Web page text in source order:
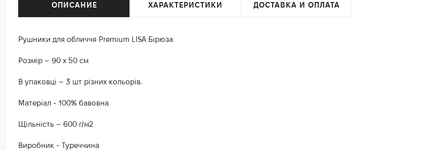
ОПИСАНИЕ ХАРАКТЕРИСТИКИ ДОСТАВКА И ОПЛАТА
Рушники для обличчя Premium LISA Бірюза
Розмір – 90 х 50 см
В упаковці – 3 шт різних кольорів.
Матеріал - 100% бавовна
Щільність – 600 г/м2
Виробник - Туреччина